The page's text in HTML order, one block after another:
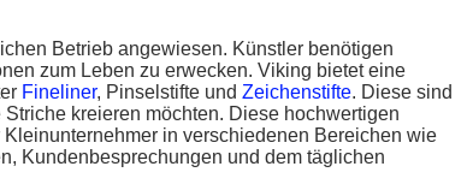
Betrieb angewiesen. Künstler benötigen
zum Leben zu erwecken. Viking bietet eine
Fineliner, Pinselstifte und Zeichenstifte. Diese sind
kreieren möchten. Diese hochwertigen
in verschiedenen Bereichen wie
Kundenbesprechungen und dem täglichen